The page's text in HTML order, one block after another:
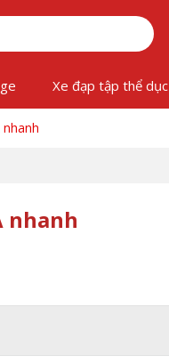
Xe đạp tập thể dục
nhanh